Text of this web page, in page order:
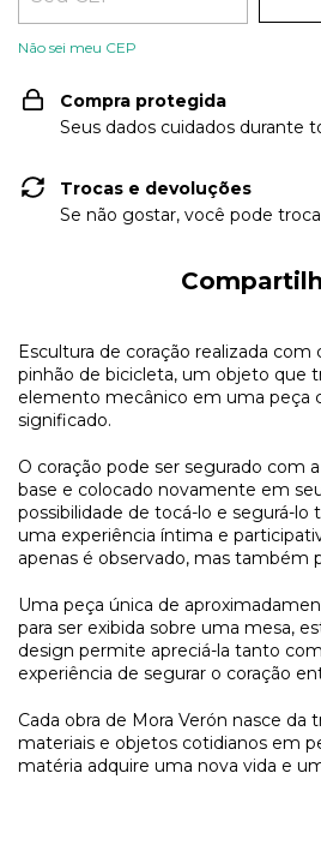
Não sei meu CEP
Compra protegida
Seus dados cuidados durante
Trocas e devoluções
Se não gostar, você pode
Escultura de coração realizada
pinhão de bicicleta, um objeto que
elemento mecânico em uma peça
significado.
O coração pode ser segurado com
base e colocado novamente em
possibilidade de tocá-lo e segurá-lo
uma experiência íntima e
apenas é observado, mas também
Uma peça única de
para ser exibida sobre uma mesa,
design permite apreciá-la tanto
experiência de segurar o coração
Cada obra de Mora Verón nasce da
materiais e objetos cotidianos em
matéria adquire uma nova vida e